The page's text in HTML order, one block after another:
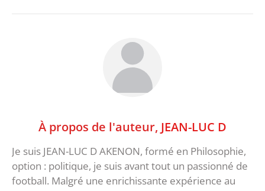
À propos de l'auteur, JEAN-LUC D
Je suis JEAN-LUC D AKENON, formé en Philosophie,
option : politique, je suis avant tout un passionné de
football. Malgré une enrichissante expérience au